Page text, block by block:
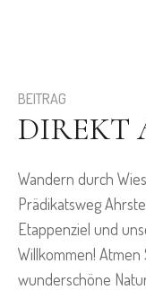
BEITRAG
DIREKT
Wandern durch
Prädikatsweg
Etappenziel und
Willkommen! Atmen
wunderschöne